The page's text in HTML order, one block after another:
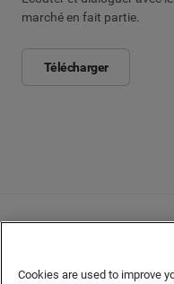
marché en fait partie.
Télécharger
Cookies are used to improve